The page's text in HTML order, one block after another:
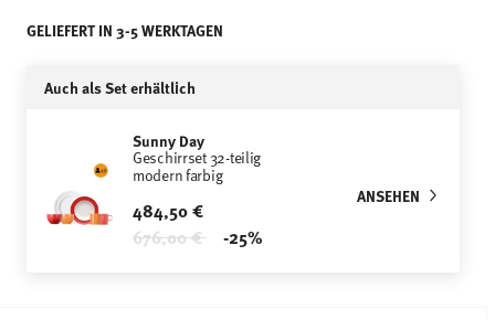
GELIEFERT IN 3-5 WERKTAGEN
Auch als Set erhältlich
Sunny Day
Geschirrset 32-teilig
modern farbig
484,50 €
Price reduced from
676,00 €to -25%
ANSEHEN